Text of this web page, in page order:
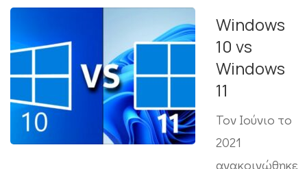
Windows
10 vs
Windows
11
Τον Ιούνιο το
2021
ανακοινώθηκε